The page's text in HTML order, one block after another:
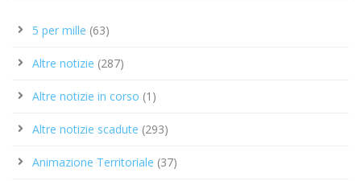
5 per mille (63)
Altre notizie (287)
Altre notizie in corso (1)
Altre notizie scadute (293)
Animazione Territoriale (37)